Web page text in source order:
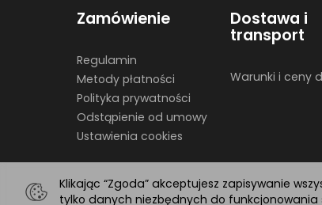
Zamówienie
Regulamin
Metody płatności
Polityka prywatności
Odstąpienie od umowy
Ustawienia cookies
Dostawa i
transport
Warunki i ceny
Klikając “Zgoda” akceptujesz zapisywanie
tylko danych niezbędnych do